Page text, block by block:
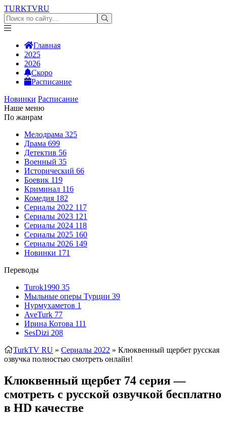
TURKTVRU
Главная
2025
2026
Скоро
Расписание
Новинки Расписание
Наше меню
По жанрам
Мелодрама 325
Драма 699
Детектив 56
Военный 35
Исторический 66
Боевик 119
Криминал 116
Комедия 182
Сериалы 2022 117
Сериалы 2023 121
Сериалы 2024 118
Сериалы 2025 160
Сериалы 2026 149
Новинки 171
Переводы
Turok1990 35
Мыльные оперы Турции 39
Нурмухаметов 1
AveTurk 77
Ирина Котова 111
SesDizi 208
TurkTV RU » Сериалы 2022 » Клюквенный щербет русская
озвучка полностью смотреть онлайн!
Клюквенный щербет 74 серия —
смотреть с русской озвучкой бесплатно
в HD качестве